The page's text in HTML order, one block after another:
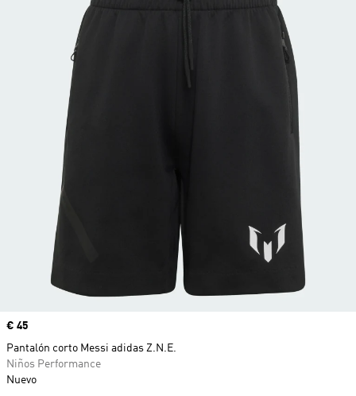
Precio
€ 45
Pantalón corto Messi adidas Z.N.E.
Niños Performance
Nuevo